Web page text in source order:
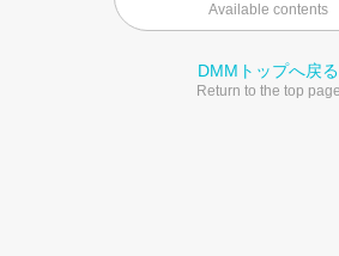
Available contents
DMMトップへ戻る
Return to the top page